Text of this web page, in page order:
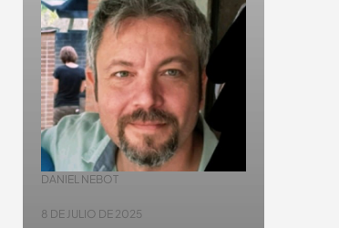
DANIEL NEBOT
8 DE JULIO DE 2025